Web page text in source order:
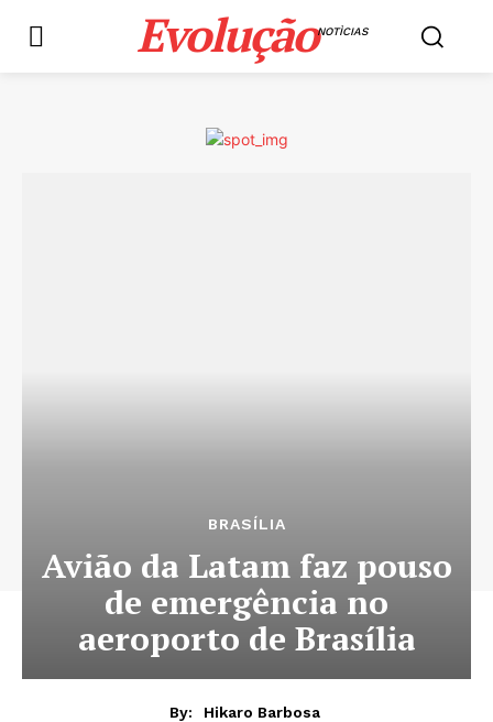
EvoluçãoNOTÌCIAS
BRASÍLIA
Avião da Latam faz pouso
de emergência no
aeroporto de Brasília
By:
Hikaro Barbosa